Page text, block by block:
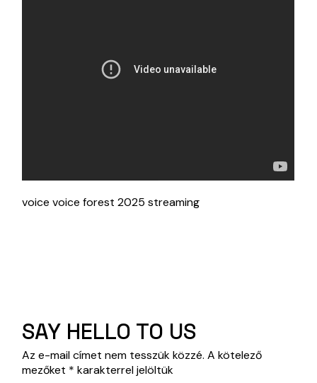
voice voice forest 2025 streaming
SAY HELLO TO US
Az e-mail címet nem tesszük közzé. A kötelező
mezőket * karakterrel jelöltük